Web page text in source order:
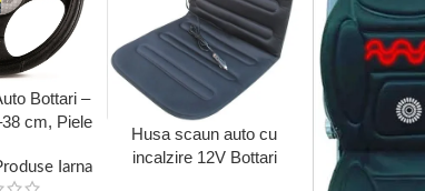
Bottari –
cm, Piele
Iarna
Husa scaun auto cu
incalzire 12V Bottari